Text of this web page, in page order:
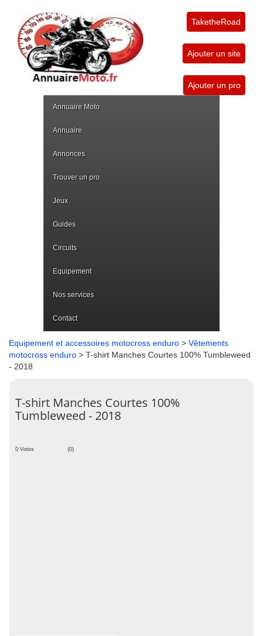
TaketheRoad
Ajouter un site
Ajouter un pro
Annuaire Moto
Annuaire
Annonces
Trouver un pro
Jeux
Guides
Circuits
Equipement
Nos services
Contact
Equipement et accessoires motocross enduro > Vêtements
motocross enduro > T-shirt Manches Courtes 100% Tumbleweed
- 2018
T-shirt Manches Courtes 100%
Tumbleweed - 2018
0 Votes (0)